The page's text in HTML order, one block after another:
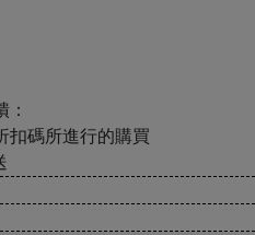
扣碼所進行的購買